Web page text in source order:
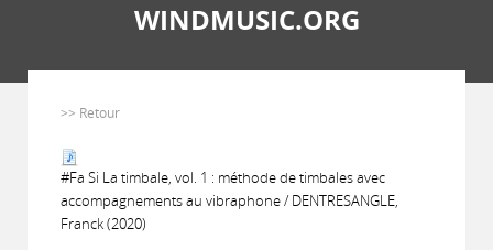
WINDMUSIC.ORG
>> Retour
#Fa Si La timbale, vol. 1 : méthode de timbales avec
accompagnements au vibraphone / DENTRESANGLE,
Franck (2020)